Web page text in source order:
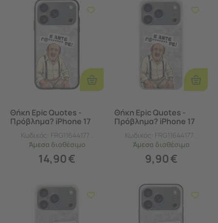
Προσθήκη
Στο
Καλάθι
Θήκη Epic Quotes -
Πρόβλημα? iPhone 17
(Tempered Glass και
Κωδικός: FRG11644177..
Άμεσα διαθέσιμο
14,90€
Στο
Καλάθι
Θήκη Epic Quotes -
Πρόβλημα? iPhone 17
(Διάφανη Σιλικόνη)
Κωδικός: FRG11644177..
Άμεσα διαθέσιμο
9,90€